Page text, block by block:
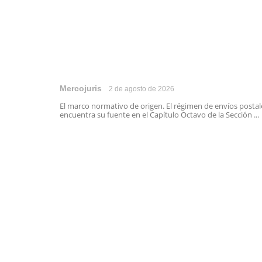
Mercojuris 2 de agosto de 2026
El marco normativo de origen. El régimen de envíos
encuentra su fuente en el Capítulo Octavo de la Sección ...